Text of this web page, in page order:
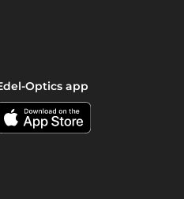
Optics app